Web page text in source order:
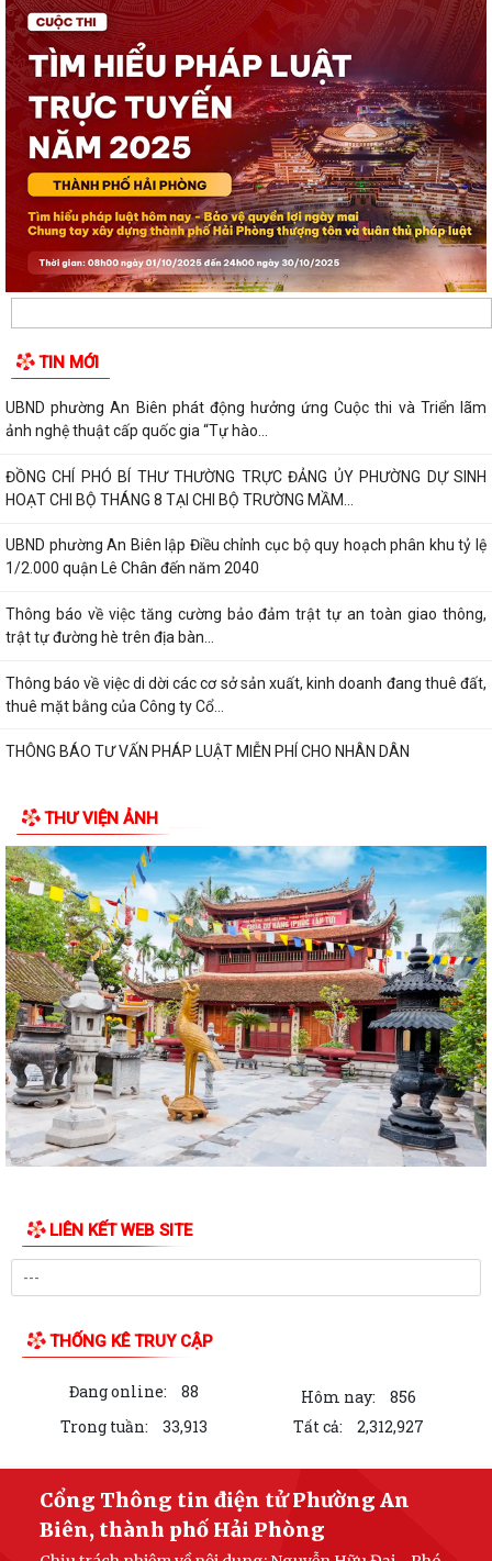
TIN MỚI
UBND phường An Biên phát động hưởng ứng Cuộc thi và Triển lãm
ảnh nghệ thuật cấp quốc gia “Tự hào...
ĐỒNG CHÍ PHÓ BÍ THƯ THƯỜNG TRỰC ĐẢNG ỦY PHƯỜNG DỰ SINH
HOẠT CHI BỘ THÁNG 8 TẠI CHI BỘ TRƯỜNG MẦM...
UBND phường An Biên lập Điều chỉnh cục bộ quy hoạch phân khu tỷ lệ
1/2.000 quận Lê Chân đến năm 2040
Thông báo về việc tăng cường bảo đảm trật tự an toàn giao thông,
trật tự đường hè trên địa bàn...
Thông báo về việc di dời các cơ sở sản xuất, kinh doanh đang thuê đất,
thuê mặt bằng của Công ty Cổ...
THÔNG BÁO TƯ VẤN PHÁP LUẬT MIỄN PHÍ CHO NHÂN DÂN
THƯ VIỆN ẢNH
LIÊN KẾT WEB SITE
THỐNG KÊ TRUY CẬP
Đang online: 88 Hôm nay:
856
Trong tuần:
33,913 Tất cả: 2,312,927
Cổng Thông tin điện tử Phường An
Biên, thành phố Hải Phòng